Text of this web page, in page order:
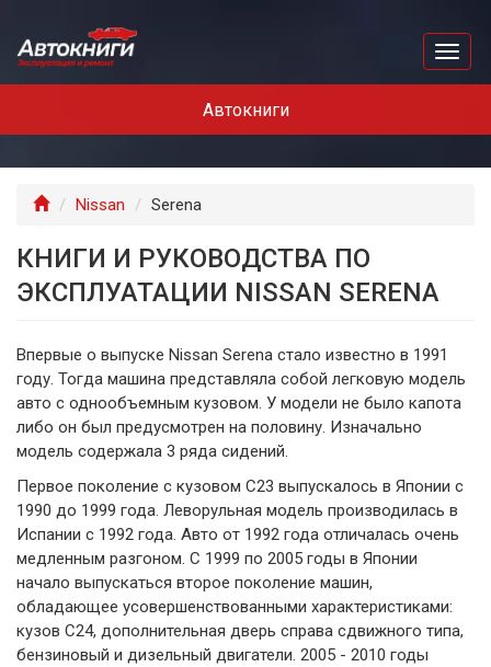
Автокниги
Главная
Nissan Serena
КНИГИ И РУКОВОДСТВА ПО
ЭКСПЛУАТАЦИИ NISSAN SERENA
Впервые о выпуске Nissan Serena стало известно в 1991
году. Тогда машина представляла собой легковую модель
авто с однообъемным кузовом. У модели не было капота
либо он был предусмотрен на половину. Изначально
модель содержала 3 ряда сидений.
Первое поколение с кузовом С23 выпускалось в Японии с
1990 до 1999 года. Леворульная модель производилась в
Испании с 1992 года. Авто от 1992 года отличалась очень
медленным разгоном. С 1999 по 2005 годы в Японии
начало выпускаться второе поколение машин,
обладающее усовершенствованными характеристиками:
кузов С24, дополнительная дверь справа сдвижного типа,
бензиновый и дизельный двигатели. 2005 - 2010 годы